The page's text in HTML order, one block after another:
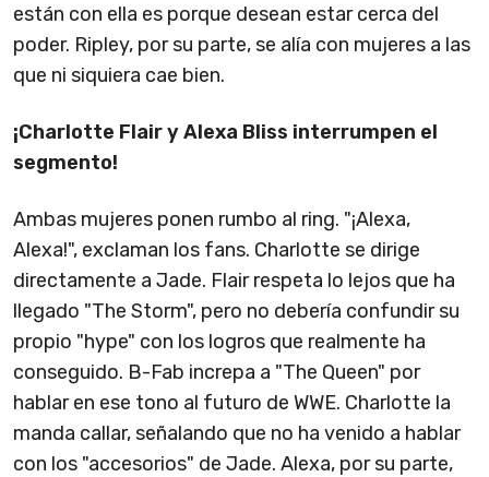
están con ella es porque desean estar cerca del
poder. Ripley, por su parte, se alía con mujeres a las
que ni siquiera cae bien.
¡Charlotte Flair y Alexa Bliss interrumpen el
segmento!
Ambas mujeres ponen rumbo al ring. "¡Alexa,
Alexa!", exclaman los fans. Charlotte se dirige
directamente a Jade. Flair respeta lo lejos que ha
llegado "The Storm", pero no debería confundir su
propio "hype" con los logros que realmente ha
conseguido. B-Fab increpa a "The Queen" por
hablar en ese tono al futuro de WWE. Charlotte la
manda callar, señalando que no ha venido a hablar
con los "accesorios" de Jade. Alexa, por su parte,